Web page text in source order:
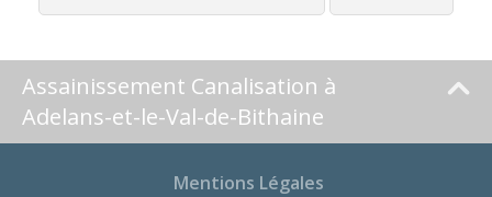
Assainissement Canalisation à
Adelans-et-le-Val-de-Bithaine
Mentions Légales